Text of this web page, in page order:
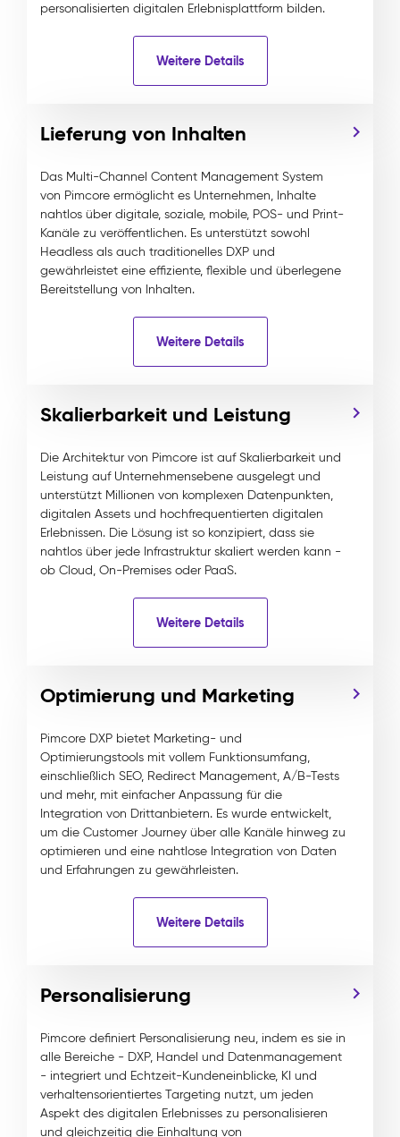
personalisierten digitalen Erlebnisplattform bilden.
Weitere Details
Lieferung von Inhalten
Das Multi-Channel Content Management System
von Pimcore ermöglicht es Unternehmen, Inhalte
nahtlos über digitale, soziale, mobile, POS- und Print-
Kanäle zu veröffentlichen. Es unterstützt sowohl
Headless als auch traditionelles DXP und
gewährleistet eine effiziente, flexible und überlegene
Bereitstellung von Inhalten.
Weitere Details
Skalierbarkeit und Leistung
Die Architektur von Pimcore ist auf Skalierbarkeit und
Leistung auf Unternehmensebene ausgelegt und
unterstützt Millionen von komplexen Datenpunkten,
digitalen Assets und hochfrequentierten digitalen
Erlebnissen. Die Lösung ist so konzipiert, dass sie
nahtlos über jede Infrastruktur skaliert werden kann -
ob Cloud, On-Premises oder PaaS.
Weitere Details
Optimierung und Marketing
Pimcore DXP bietet Marketing- und
Optimierungstools mit vollem Funktionsumfang,
einschließlich SEO, Redirect Management, A/B-Tests
und mehr, mit einfacher Anpassung für die
Integration von Drittanbietern. Es wurde entwickelt,
um die Customer Journey über alle Kanäle hinweg zu
optimieren und eine nahtlose Integration von Daten
und Erfahrungen zu gewährleisten.
Weitere Details
Personalisierung
Pimcore definiert Personalisierung neu, indem es sie in
alle Bereiche - DXP, Handel und Datenmanagement
- integriert und Echtzeit-Kundeneinblicke, KI und
verhaltensorientiertes Targeting nutzt, um jeden
Aspekt des digitalen Erlebnisses zu personalisieren
und gleichzeitig die Einhaltung von